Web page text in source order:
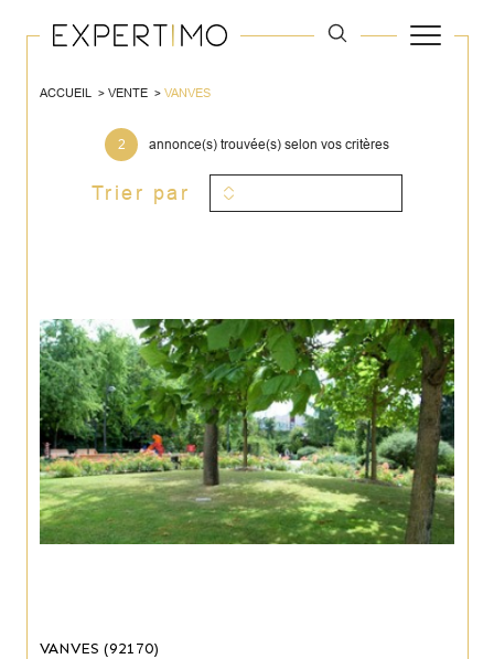
ACCUEIL VENTE VANVES
2 annonce(s) trouvée(s) selon vos critères
Trier par
VANVES (92170)